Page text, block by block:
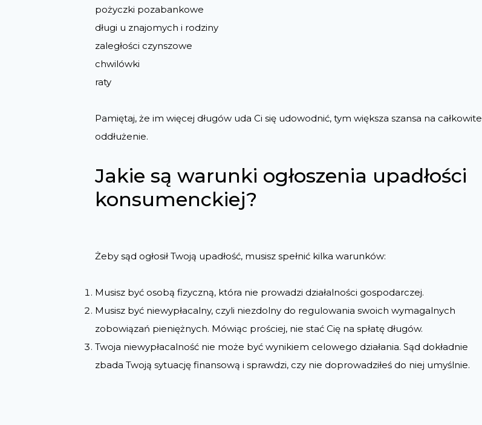
pożyczki pozabankowe
długi u znajomych i rodziny
zaległości czynszowe
chwilówki
raty
Pamiętaj, że im więcej długów uda Ci się udowodnić, tym większa szansa na całkowite
oddłużenie.
Jakie są warunki ogłoszenia upadłości
konsumenckiej?
Żeby sąd ogłosił Twoją upadłość, musisz spełnić kilka warunków:
Musisz być osobą fizyczną, która nie prowadzi działalności gospodarczej.
Musisz być niewypłacalny, czyli niezdolny do regulowania swoich wymagalnych
zobowiązań pieniężnych. Mówiąc prościej, nie stać Cię na spłatę długów.
Twoja niewypłacalność nie może być wynikiem celowego działania. Sąd dokładnie
zbada Twoją sytuację finansową i sprawdzi, czy nie doprowadziłeś do niej umyślnie.